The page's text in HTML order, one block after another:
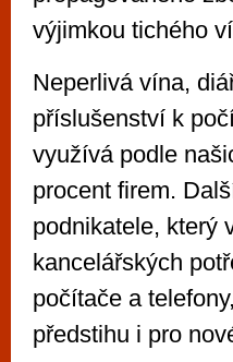
výjimkou tichého
Neperlivá vína,
příslušenství k
využívá podle
procent firem.
podnikatele, který
kancelářských
počítače a
předstihu i pro